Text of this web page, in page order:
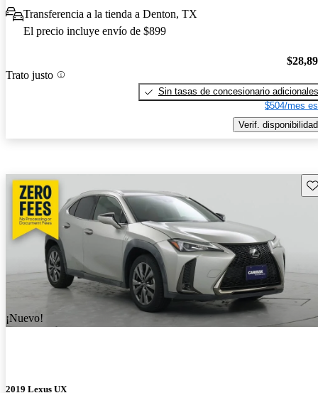
Transferencia a la tienda a Denton, TX
El precio incluye envío de $899
Trato justo
Sin tasas de concesionario adicionales
$504/mes
Verif. disponibilidad
¡Nuevo!
2019 Lexus UX